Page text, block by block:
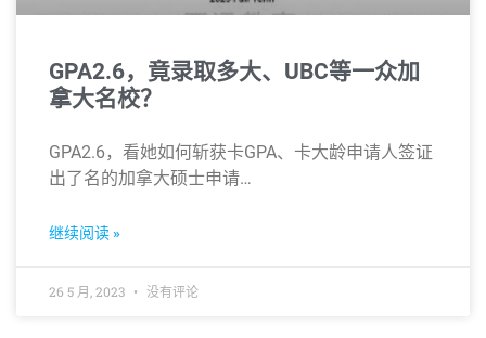
GPA2.6，竟录取多大、UBC等一众加
拿大名校？
GPA2.6，看她如何斩获卡GPA、卡大龄申请人签证
出了名的加拿大硕士申请…
继续阅读 »
26 5 月, 2023 没有评论